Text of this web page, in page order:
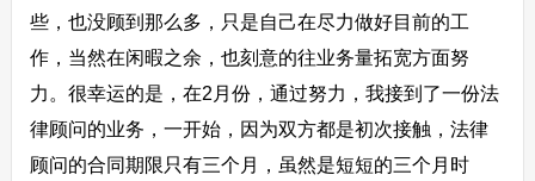
些，也没顾到那么多，只是自己在尽力做好目前的工
作，当然在闲暇之余，也刻意的往业务量拓宽方面努
力。很幸运的是，在2月份，通过努力，我接到了一份法
律顾问的业务，一开始，因为双方都是初次接触，法律
顾问的合同期限只有三个月，虽然是短短的三个月时